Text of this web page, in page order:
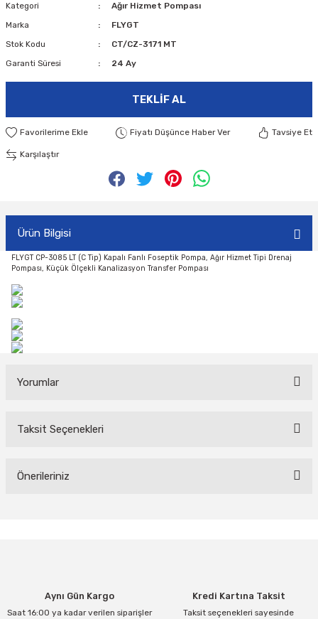
Kategori
Ağır Hizmet Pompası
Marka
FLYGT
Stok Kodu
CT/CZ-3171 MT
Garanti Süresi
24 Ay
TEKLIF AL
Fiyatı Düşünce Haber Ver Tavsiye Et
Karşılaştır
Ürün Bilgisi
FLYGT CP-3085 LT (C Tip) Kapalı Fanlı Foseptik Pompa, Ağır Hizmet Tipi Drenaj
Pompası, Küçük Ölçekli Kanalizasyon Transfer Pompası
Yorumlar
Bu ürüne ilk yorumu siz yapın!
Taksit Seçenekleri
Önerileriniz
Ürün açıklamasında eksik bilgiler bulunuyor.
Aynı Gün Kargo
Saat 16:00 ya kadar verilen siparişler
Kredi Kartına Taksit
Taksit seçenekleri sayesinde